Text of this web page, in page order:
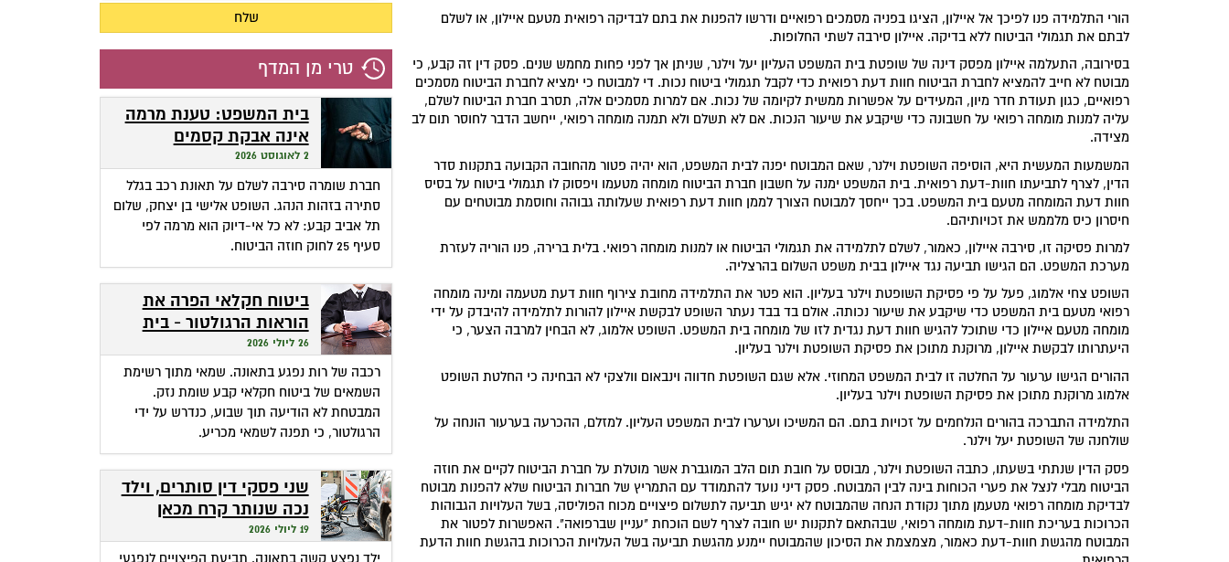
הורי התלמידה פנו לפיכך אל איילון, הציגו בפניה מסמכים רפואיים ודרשו להפנות את בתם לבדיקה רפואית מטעם איילון, או לשלם
לבתם את תגמולי הביטוח ללא בדיקה. איילון סירבה לשתי החלופות.
בסירובה, התעלמה איילון מפסק דינה של שופטת בית המשפט העליון יעל וילנר, שניתן אך לפני פחות מחמש שנים. פסק דין זה קבע, כי
מבוטח לא חייב להמציא לחברת הביטוח חוות דעת רפואית כדי לקבל תגמולי ביטוח נכות. די למבוטח כי ימציא לחברת הביטוח מסמכים
רפואיים, כגון תעודת חדר מיון, המעידים על אפשרות ממשית לקיומה של נכות. אם למרות מסמכים אלה, תסרב חברת הביטוח לשלם,
עליה למנות מומחה רפואי על חשבונה כדי שיקבע את שיעור הנכות. אם לא תשלם ולא תמנה מומחה רפואי, ייחשב הדבר לחוסר תום לב
מצידה.
המשמעות המעשית היא, הוסיפה השופטת וילנר, שאם המבוטח יפנה לבית המשפט, הוא יהיה פטור מהחובה הקבועה בתקנות סדר
הדין, לצרף לתביעתו חוות-דעת רפואית. בית המשפט ימנה על חשבון חברת הביטוח מומחה מטעמו ויפסוק לו תגמולי ביטוח על בסיס
חוות דעת המומחה מטעם בית המשפט. בכך ייחסך למבוטח הצורך לממן חוות דעת רפואית שעלותה גבוהה וחוסמת מבוטחים עם
חיסרון כיס מלממש את זכויותיהם.
למרות פסיקה זו, סירבה איילון, כאמור, לשלם לתלמידה את תגמולי הביטוח או למנות מומחה רפואי. בלית ברירה, פנו הוריה לעזרת
מערכת המשפט. הם הגישו תביעה נגד איילון בבית משפט השלום בהרצליה.
השופט צחי אלמוג, פעל על פי פסיקת השופטת וילנר בעליון. הוא פטר את התלמידה מחובת צירוף חוות דעת מטעמה ומינה מומחה
רפואי מטעם בית המשפט כדי שיקבע את שיעור נכותה. אולם בד בבד נעתר השופט לבקשת איילון להורות לתלמידה להיבדק על ידי
מומחה מטעם איילון כדי שתוכל להגיש חוות דעת נגדית לזו של מומחה בית המשפט. השופט אלמוג, לא הבחין למרבה הצער, כי
היעתרותו לבקשת איילון, מרוקנת מתוכן את פסיקת השופטת וילנר בעליון.
ההורים הגישו ערעור על החלטה זו לבית המשפט המחוזי. אלא שגם השופטת חדווה וינבאום וולצקי לא הבחינה כי החלטת השופט
אלמוג מרוקנת מתוכן את פסיקת השופטת וילנר בעליון.
התלמידה התברכה בהורים הנלחמים על זכויות בתם. הם המשיכו וערערו לבית המשפט העליון. למזלם, ההכרעה בערעור הונחה על
שולחנה של השופטת יעל וילנר.
פסק הדין שנתתי בשעתו, כתבה השופטת וילנר, מבוסס על חובת תום הלב המוגברת אשר מוטלת על חברת הביטוח לקיים את חוזה
הביטוח מבלי לנצל את פערי הכוחות בינה לבין המבוטח. פסק דיני נועד להתמודד עם התמריץ של חברות הביטוח שלא להפנות מבוטח
לבדיקת מומחה רפואי מטעמן מתוך נקודת הנחה שהמבוטח לא יגיש תביעה לתשלום פיצויים מכוח הפוליסה, בשל העלויות הגבוהות
הכרוכות בעריכת חוות-דעת מומחה רפואי, שבהתאם לתקנות יש חובה לצרף לשם הוכחת "עניין שברפואה". האפשרות לפטור את
המבוטח מהגשת חוות-דעת כאמור, מצמצמת את הסיכון שהמבוטח יימנע מהגשת תביעה בשל העלויות הכרוכות בהגשת חוות הדעת
טרי מן המדף
בית המשפט: טענת מרמה
אינה אבקת קסמים
שהופכת אי-דיוק לפטור
מתשלום
2 לאוגוסט 2026
חברת שומרה סירבה לשלם על תאונת רכב בגלל
סתירה בזהות הנהג. השופט אלישי בן יצחק, שלום
תל אביב קבע: לא כל אי-דיוק הוא מרמה לפי
סעיף 25 לחוק חוזה הביטוח.
ביטוח חקלאי הפרה את
הוראות הרגולטור - בית
המשפט חילץ אותה
26 ליולי 2026
רכבה של רות נפגע בתאונה. שמאי מתוך רשימת
השמאים של ביטוח חקלאי קבע שומת נזק.
המבטחת לא הודיעה תוך שבוע, כנדרש על ידי
הרגולטור, כי תפנה לשמאי מכריע.
שני פסקי דין סותרים, וילד
נכה שנותר קרח מכאן
ומכאן
19 ליולי 2026
ילד נפצע קשה בתאונה. תביעת הפיצויים לנפגעי